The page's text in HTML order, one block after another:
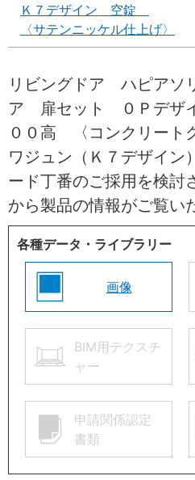
Ｋ７デザイン 空錠
〈サテンニッケル仕上げ〉
リビングドア ハピアソ
ア 扉セット ０Ｐデザ
００高 〈コンクリー
ワジュン（Ｋ７デザイ
ード丁番のご採用を検討
から製品の情報がご覧い
各種データ・ライブラリー
画像
BIM用テクスチ
ャー
申請関係認定
書類